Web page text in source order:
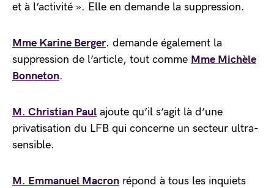
et à l’activité ». Elle en demande la suppression.
Mme Karine Berger. demande également la
suppression de l’article, tout comme Mme Michèle
Bonneton.
M. Christian Paul ajoute qu’il s’agit là d’une
privatisation du LFB qui concerne un secteur ultra-
sensible.
M. Emmanuel Macron répond à tous les inquiets